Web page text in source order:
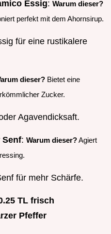
Essig: Warum dieser?
perfekt mit dem Ahornsirup.
für eine rustikalere
dieser? Bietet eine
Zucker.
Agavendicksaft.
Senf: Warum dieser?Agiert
für mehr Schärfe.
TL frisch
Pfeffer